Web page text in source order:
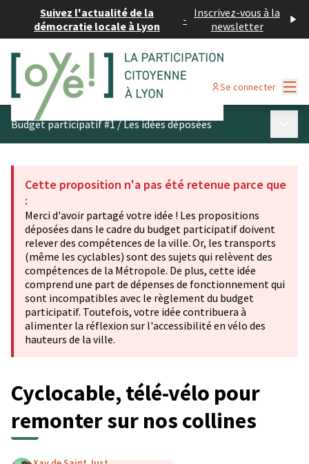
Suivez l'actualité de la
démocratie locale à Lyon
- Inscrivez-vous à la
newsletter
Se connecter
Budget participatif #1/Les idées déposées
Cette proposition n'a pas été retenue parce que
:
Merci d'avoir partagé votre idée ! Les propositions
déposées dans le cadre du budget participatif doivent
relever des compétences de la ville. Or, les transports
(même les cyclables) sont des sujets qui relèvent des
compétences de la Métropole. De plus, cette idée
comprend une part de dépenses de fonctionnement qui
sont incompatibles avec le règlement du budget
participatif. Toutefois, votre idée contribuera à
alimenter la réflexion sur l'accessibilité en vélo des
hauteurs de la ville.
Cyclocable, télé-vélo pour
remonter sur nos collines